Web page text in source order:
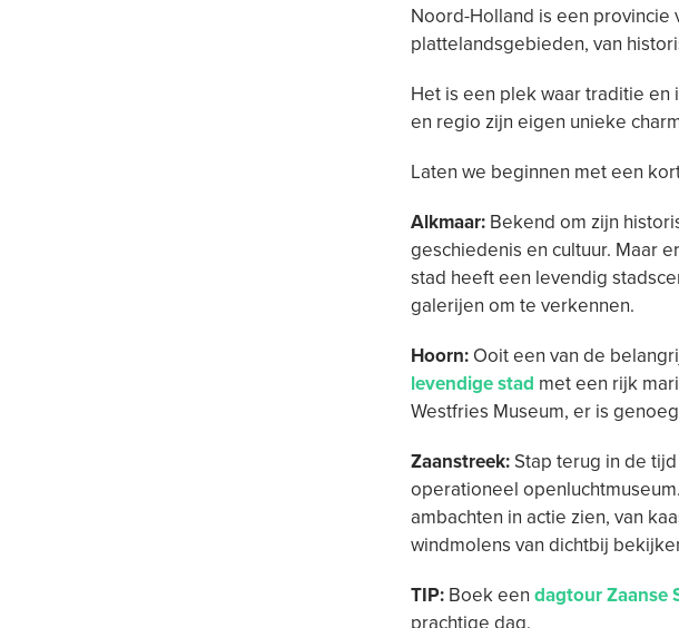
Noord-Holland is een
plattelandsgebieden, van
Het is een plek waar traditie en
en regio zijn eigen unieke
Laten we beginnen met een
Alkmaar: Bekend om zijn
geschiedenis en cultuur. Maar
stad heeft een levendig
galerijen om te verkennen.
Hoorn: Ooit een van de
levendige stad met een rijk
Westfries Museum, er is
Zaanstreek: Stap terug in de
operationeel
ambachten in actie zien, van
windmolens van dichtbij
TIP: Boek een dagtour Zaanse